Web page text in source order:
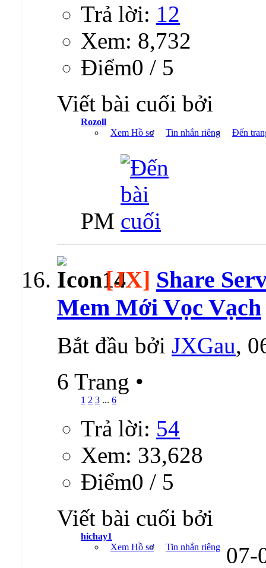
Trả lời: 12
Xem: 8,732
Ðiểm0 / 5
Viết bài cuối bởi
Rozoll
Xem Hồ sơ
Tin nhắn riêng Đến
PM
[JX] Share
Mem Mới Vọc Vạch
Bắt đầu bởi JXGau,
6 Trang •
1 2 3 ... 6
Trả lời: 54
Xem: 33,628
Ðiểm0 / 5
Viết bài cuối bởi
hichay1
Xem Hồ sơ
Tin nhắn riêng 07-